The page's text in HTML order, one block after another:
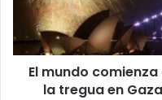
2025,
año
de
tregua
El mundo
la tregua en